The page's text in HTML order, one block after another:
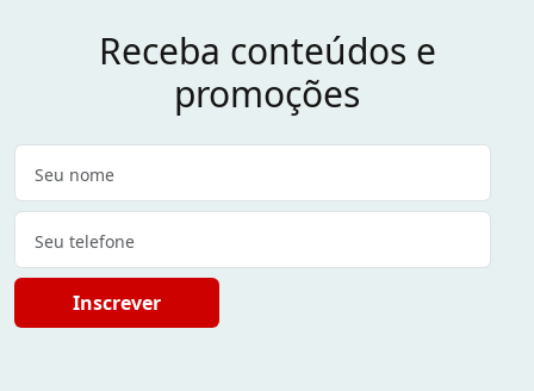
Receba conteúdos e
promoções
Inscrever